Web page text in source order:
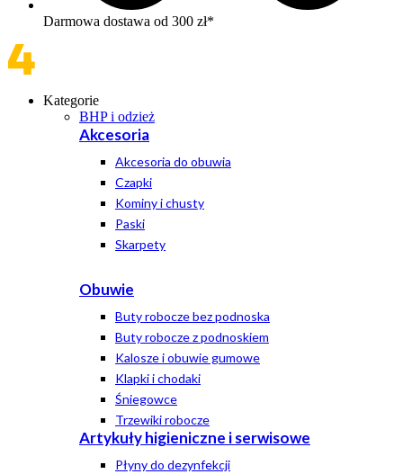
Darmowa dostawa od 300 zł*
Kategorie
BHP i odzież
Akcesoria
Akcesoria do obuwia
Czapki
Kominy i chusty
Paski
Skarpety
Obuwie
Buty robocze bez podnoska
Buty robocze z podnoskiem
Kalosze i obuwie gumowe
Klapki i chodaki
Śniegowce
Trzewiki robocze
Artykuły higieniczne i serwisowe
Płyny do dezynfekcji